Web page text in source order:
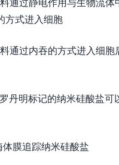
方式进入细胞
通过内吞的方式进入细胞
丹明标记的纳米硅酸盐可
膜追踪纳米硅酸盐